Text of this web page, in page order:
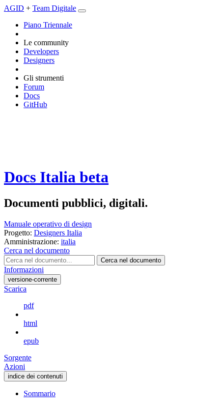
AGID + Team Digitale
Piano Triennale
Le community
Developers
Designers
Gli strumenti
Forum
Docs
GitHub
Docs Italia beta
Documenti pubblici, digitali.
Manuale operativo di design
Progetto: Designers Italia
Amministrazione: italia
Cerca nel documento
Cerca nel documento
Informazioni
versione-corrente
Scarica
pdf
html
epub
Sorgente
Azioni
indice dei contenuti
Sommario